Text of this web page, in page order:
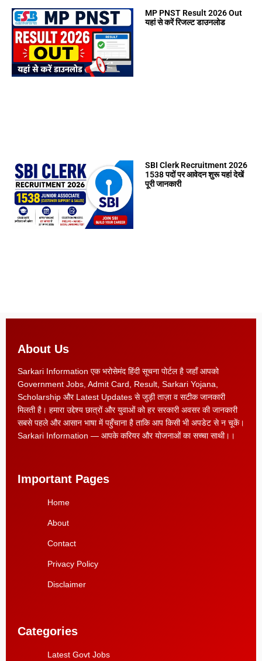
MP PNST Result 2026 Out
यहां से करें रिजल्ट डाउनलोड
SBI Clerk Recruitment 2026
1538 पदों पर आवेदन शुरू यहां देखें
पूरी जानकारी
About Us
Sarkari Information एक भरोसेमंद हिंदी सूचना पोर्टल है जहाँ आपको
Government Jobs, Admit Card, Result, Sarkari Yojana,
Scholarship और Latest Updates से जुड़ी ताज़ा व सटीक जानकारी
मिलती है। हमारा उद्देश्य छात्रों और युवाओं को हर सरकारी अवसर की जानकारी
सबसे पहले और आसान भाषा में पहुँचाना है ताकि आप किसी भी अपडेट से न चूकें।
Sarkari Information — आपके करियर और योजनाओं का सच्चा साथी।।
Important Pages
Home
About
Contact
Privacy Policy
Disclaimer
Categories
Latest Govt Jobs